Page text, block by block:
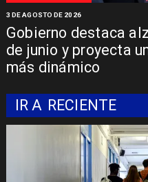
Gobierno destaca
de junio y proyecta
más dinámico
3 DE AGOSTO DE 2026
IR A RECIENTE